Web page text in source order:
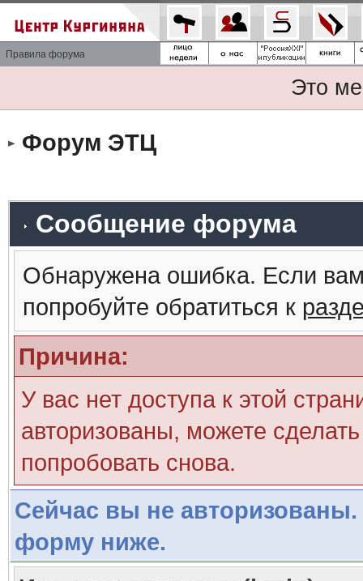
Правила форума
Это
Форум ЭТЦ
Сообщение форума
Обнаружена ошибка. Если
попробуйте обратиться к
Причина:
У вас нет доступа к этой
авторизованы, можете
попробовать снова.
Сейчас вы не авторизованы.
форму ниже.